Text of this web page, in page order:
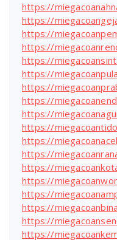
https://
https://
https://
https://
https://
https://
https://
https://
https://
https://
https://
https://
https://
https://
https://
https://
https://
https://